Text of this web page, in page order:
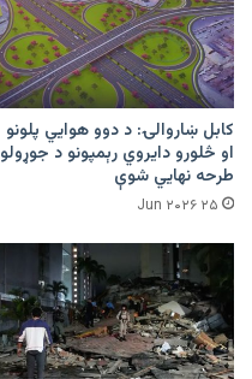
کابل ښاروالۍ: د دوو هوايي پلونو
او څلورو دایروي رېمپونو د جوړولو
طرحه نهایي شوې
۲۵ Jun ۲۰۲۶